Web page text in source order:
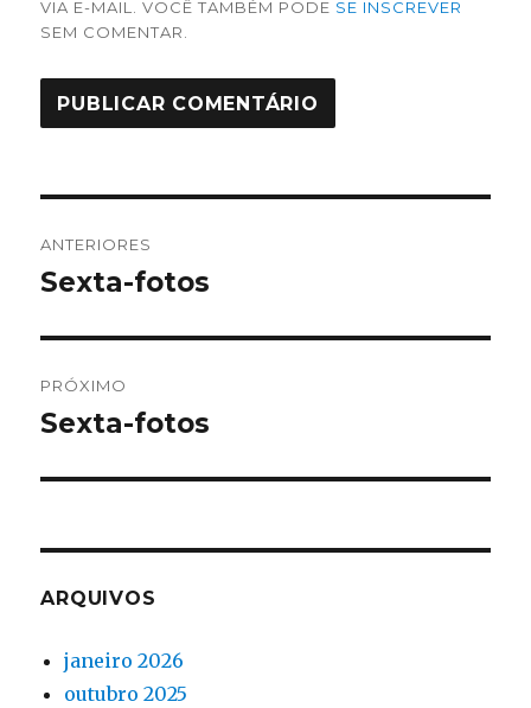
VIA E-MAIL. VOCÊ TAMBÉM PODE SE INSCREVER
SEM COMENTAR.
de
ANTERIORES
Post
Sexta-fotos
PRÓXIMO
Próximo
Sexta-fotos
ARQUIVOS
janeiro 2026
outubro 2025